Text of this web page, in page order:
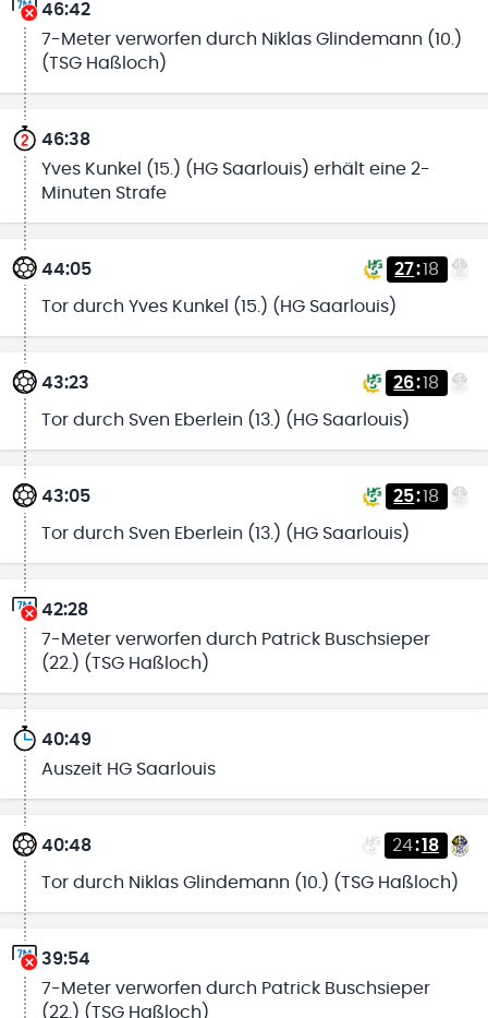
46:42
7-Meter verworfen durch Niklas Glindemann (10.)
(TSG Haßloch)
46:38
Yves Kunkel (15.) (HG Saarlouis) erhält eine 2-
Minuten Strafe
44:05 27:18
Tor durch Yves Kunkel (15.) (HG Saarlouis)
43:23 26:18
Tor durch Sven Eberlein (13.) (HG Saarlouis)
43:05 25:18
Tor durch Sven Eberlein (13.) (HG Saarlouis)
42:28
7-Meter verworfen durch Patrick Buschsieper
(22.) (TSG Haßloch)
40:49
Auszeit HG Saarlouis
40:48 24:18
Tor durch Niklas Glindemann (10.) (TSG Haßloch)
39:54
7-Meter verworfen durch Patrick Buschsieper
(22.) (TSG Haßloch)